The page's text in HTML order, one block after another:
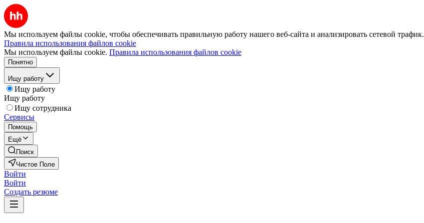
Мы используем файлы cookie, чтобы обеспечивать правильную работу нашего веб-сайта и анализировать сетевой трафик.
Правила использования файлов cookie
Мы используем файлы cookie. Правила использования файлов cookie
Понятно
Ищу работу
Ищу работу
Ищу работу
Ищу сотрудника
Сервисы
Помощь
Ещё
Поиск
Чистое Поле
Войти
Войти
Создать резюме